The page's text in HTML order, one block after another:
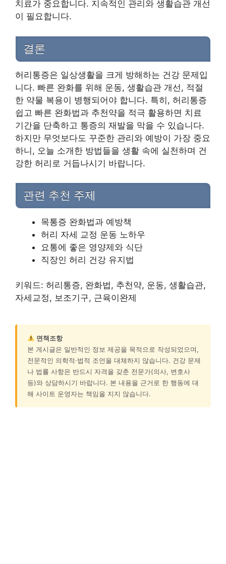
치료가 중요합니다. 지속적인 관리와 생활습관 개선
이 필요합니다.
결론
허리통증은 일상생활을 크게 방해하는 건강 문제입
니다. 빠른 완화를 위해 운동, 생활습관 개선, 적절
한 약물 복용이 병행되어야 합니다. 특히, 허리통증
쉽고 빠른 완화법과 추천약을 적극 활용하면 치료
기간을 단축하고 통증의 재발을 막을 수 있습니다.
하지만 무엇보다도 꾸준한 관리와 예방이 가장 중요
하니, 오늘 소개한 방법들을 생활 속에 실천하며 건
강한 허리로 거듭나시기 바랍니다.
관련 추천 주제
목통증 완화법과 예방책
허리 자세 교정 운동 노하우
요통에 좋은 영양제와 식단
직장인 허리 건강 유지법
키워드: 허리통증, 완화법, 추천약, 운동, 생활습관,
자세교정, 보조기구, 근육이완제
면책조항
본 게시글은 일반적인 정보 제공을 목적으로 작성되었으며,
전문적인 의학적·법적 조언을 대체하지 않습니다. 건강 문제
나 법률 사항은 반드시 자격을 갖춘 전문가(의사, 변호사
등)와 상담하시기 바랍니다. 본 내용을 근거로 한 행동에 대
해 사이트 운영자는 책임을 지지 않습니다.